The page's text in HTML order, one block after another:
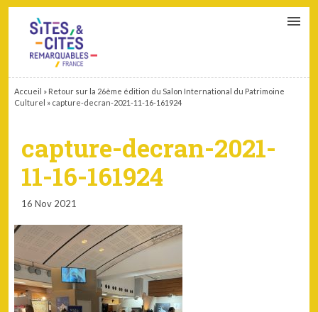
Accueil » Retour sur la 26ème édition du Salon International du Patrimoine
Culturel » capture-decran-2021-11-16-161924
capture-decran-2021-
11-16-161924
16 Nov 2021